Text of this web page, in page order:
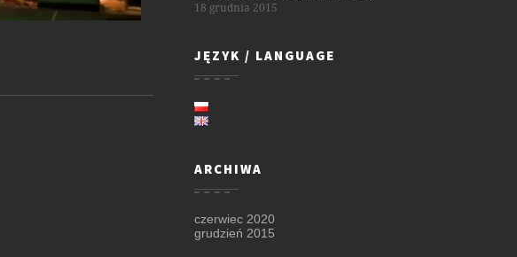
18 grudnia 2015
JĘZYK / LANGUAGE
ARCHIWA
czerwiec 2020
grudzień 2015